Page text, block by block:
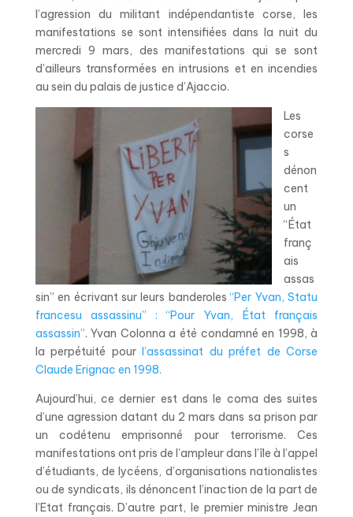
l’agression du militant indépendantiste corse, les
manifestations se sont intensifiées dans la nuit du
mercredi 9 mars, des manifestations qui se sont
d’ailleurs transformées en intrusions et en incendies
au sein du palais de justice d’Ajaccio.
Les
corse
s
dénon
cent
un
“État
franç
ais
assas
sin” en écrivant sur leurs banderoles“Per Yvan, Statu
francesu assassinu” : “Pour Yvan, État français
assassin”. Yvan Colonna a été condamné en 1998, à
la perpétuité pourl’assassinat du préfet de Corse
Claude Erignac en 1998.
Aujourd’hui, ce dernier est dans le coma des suites
d’une agression datant du 2 mars dans sa prison par
un codétenu emprisonné pour terrorisme. Ces
manifestations ont pris de l’ampleur dans l’île à l’appel
d’étudiants, de lycéens, d’organisations nationalistes
ou de syndicats, ils dénoncent l’inaction de la part de
l’Etat français. D’autre part, le premier ministre Jean